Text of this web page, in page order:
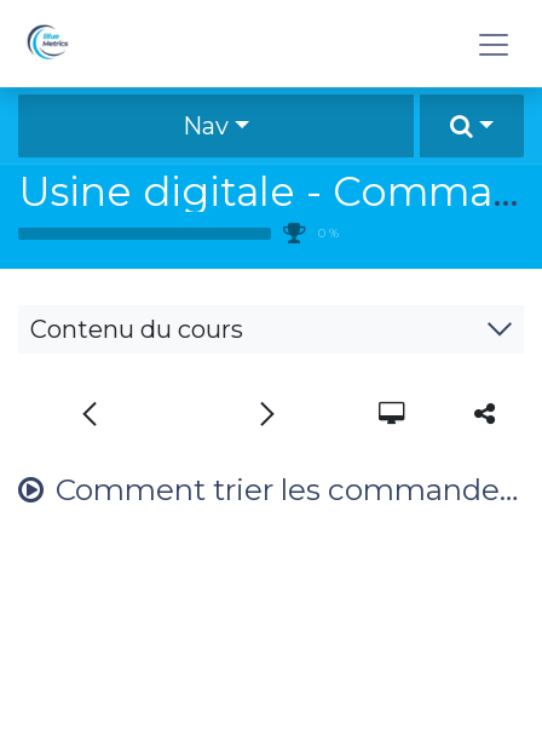
Se rendre au contenu
Nav
Usine digitale - Commande matière
0 %
Contenu du cours
Comment trier les commandes matières ?